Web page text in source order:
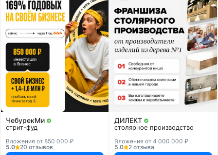
ЧебурекМи
стрит-фуд
Вложения от 850 000 ₽
5.0
20 отзывов
ДИЛЕКТ
столярное производство
Вложения от 4 000 000 ₽
5.0
2 отзыва